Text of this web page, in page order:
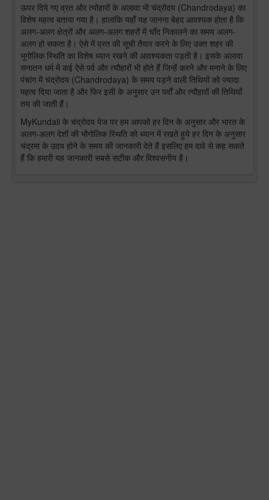
ऊपर दिये गए व्रत और त्योहारों के अलावा भी चंद्रोदय (Chandrodaya) का
विशेष महत्व बताया गया है। हालांकि यहाँ यह जानना बेहद आवश्यक होता है कि
अलग-अलग क्षेत्रों और अलग-अलग शहरों में चाँद निकालने का समय अलग-
अलग हो सकता है। ऐसे में व्रत की सूची तैयार करने के लिए उक्त शहर की
भूगोलिक स्थिति का विशेष ध्यान रखने की आवश्यकता पड़ती है। इसके अलावा
सनातन धर्म में कई ऐसे पर्व और त्यौहारों भी होते हैं जिन्हें करने और मनाने के लिए
पंचांग में चंद्रोदय (Chandrodaya) के समय पड़ने वाली तिथियों को ज्यादा
महत्व दिया जाता है और फिर इसी के अनुसार उन पर्वों और त्यौहारों की तिथियाँ
तय की जाती हैं।
MyKundali के चंद्रोदय पेज पर हम आपको हर दिन के अनुसार और भारत के
अलग-अलग देशों की भौगोलिक स्थिति को ध्यान में रखते हुये हर दिन के अनुसार
चंद्रमा के उदय होने के समय की जानकारी देते हैं इसलिए हम दावे से कह सकते
हैं कि हमारी यह जानकारी सबसे सटीक और विश्वसनीय है।